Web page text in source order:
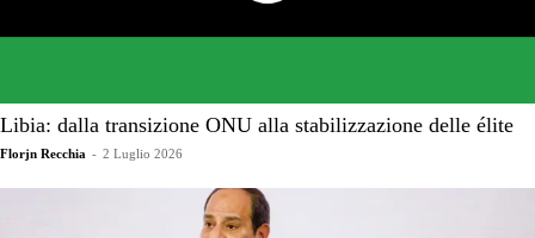
Libia: dalla transizione ONU alla stabilizzazione delle élite
Florjn Recchia - 2 Luglio 2026